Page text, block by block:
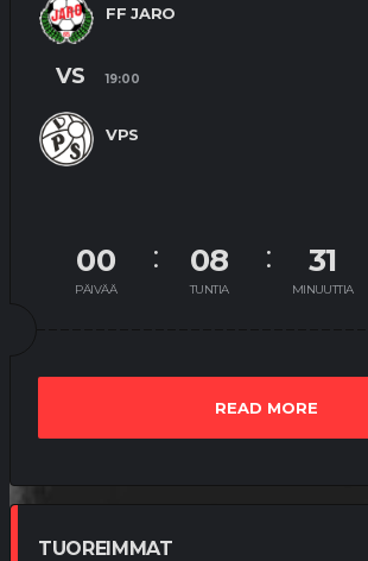
FF JARO
VPS
VS 19:00
00
PÄIVÄÄ
08
TUNTIA
31
MINUUTTIA
READ MORE
TUOREIMMAT